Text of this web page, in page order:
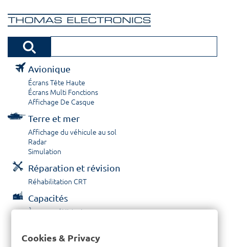
Avionique
Écrans Tête Haute
Écrans Multi Fonctions
Affichage De Casque
Terre et mer
Affichage du véhicule au sol
Radar
Simulation
Réparation et révision
Réhabilitation CRT
Capacités
À propos / Historique
Cookies & Privacy